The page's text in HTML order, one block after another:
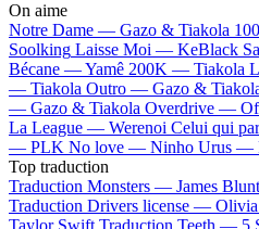
On aime
Notre Dame — Gazo & Tiakola
Soolking Laisse Moi — KeBlack
Bécane —Yamê 200K — Tiakola
— Tiakola Outro — Gazo &
— Gazo & Tiakola Overdrive —
La League — Werenoi Celui qui
— PLK No love — Ninho Urus —
Top traduction
Traduction Monsters — James Blunt
Traduction Drivers license —